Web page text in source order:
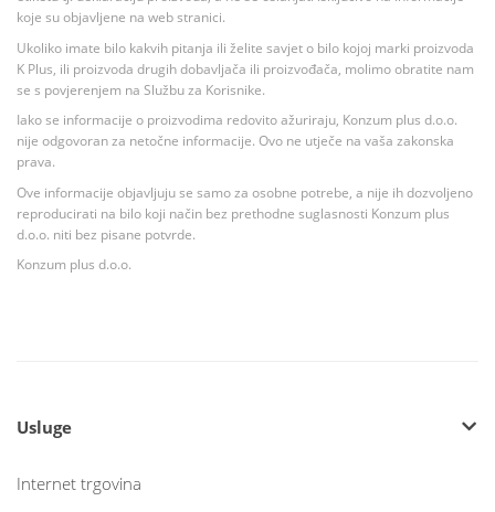
koje su objavljene na web stranici.
Ukoliko imate bilo kakvih pitanja ili želite savjet o bilo kojoj marki proizvoda
K Plus, ili proizvoda drugih dobavljača ili proizvođača, molimo obratite nam
se s povjerenjem na Službu za Korisnike.
Iako se informacije o proizvodima redovito ažuriraju, Konzum plus d.o.o.
nije odgovoran za netočne informacije. Ovo ne utječe na vaša zakonska
prava.
Ove informacije objavljuju se samo za osobne potrebe, a nije ih dozvoljeno
reproducirati na bilo koji način bez prethodne suglasnosti Konzum plus
d.o.o. niti bez pisane potvrde.
Konzum plus d.o.o.
Usluge
Internet trgovina